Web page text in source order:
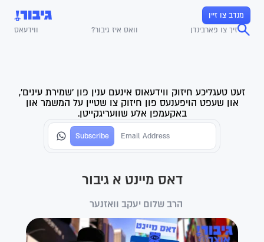
מנדב צו זיין
זיך צו פארבינדן
וואס איז גיבור? ווידעאס
זעט טעגליכע חיזוק ווידעאוס אינעם ענין פון 'שמירת עינים',
און שעפט הויפענעס פון חיזוק צו שטיין על המשמר און
באקעמפן אלע שוועריגקייטן.
דאס מיינט א גיבור
הרב שלום יעקב וואזנער